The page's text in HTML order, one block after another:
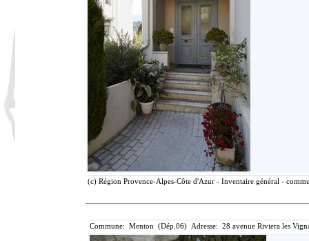
(c) Région Provence-Alpes-Côte d'Azur - Inventaire général -
Commune: Menton (Dép.06) Adresse: 28 avenue Riviera les